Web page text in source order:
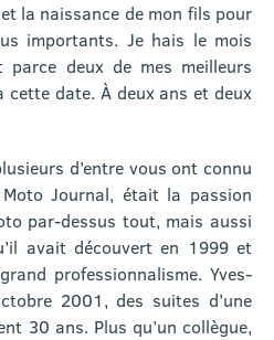
la naissance de mon fils pour
importants. Je hais le mois
parce deux de mes meilleurs
date. À deux ans et deux
d’entre vous ont connu
Journal, était la passion
par-dessus tout, mais aussi
avait découvert en 1999 et
professionnalisme. Yves-
2001, des suites d’une
30 ans. Plus qu’un collègue,